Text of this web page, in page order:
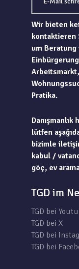
Wir bieten
kontaktieren
um
Pratika.
lütfen
bizimle
kabul /
göç, ev
TGD im
TGD bei
TGD bei X
TGD bei
TGD bei